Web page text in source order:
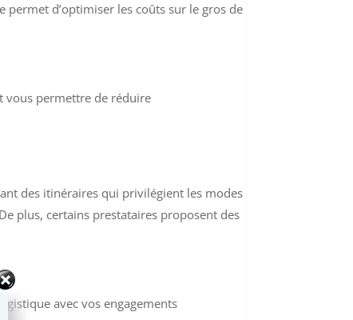
d’optimiser les coûts sur le gros de
vous permettre de réduire
des itinéraires qui privilégient les modes
plus, certains prestataires proposent des
avec vos engagements